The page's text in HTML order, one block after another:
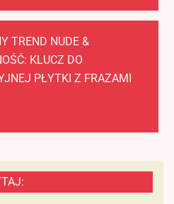
TREND NUDE &
KLUCZ DO
PŁYTKI Z FRAZAMI